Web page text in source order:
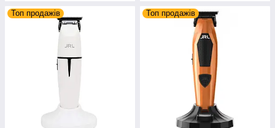
Топ продажів Топ продажів